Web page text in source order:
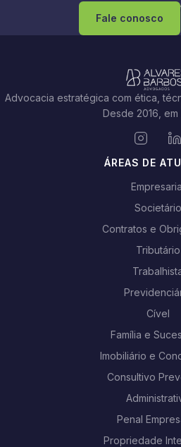
Fale conosco
Advocacia estratégica com ética,
Desde 2016, em
ÁREAS DE
Societário
Contratos e
Tributário
Cível
Família e
Imobiliário e
Consultivo
Penal
Propriedade